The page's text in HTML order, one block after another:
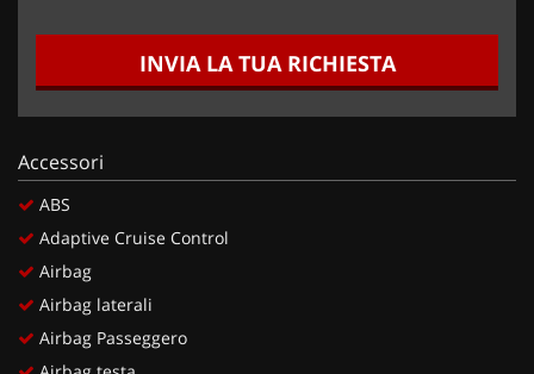
INVIA LA TUA RICHIESTA
Accessori
ABS
Adaptive Cruise Control
Airbag
Airbag laterali
Airbag Passeggero